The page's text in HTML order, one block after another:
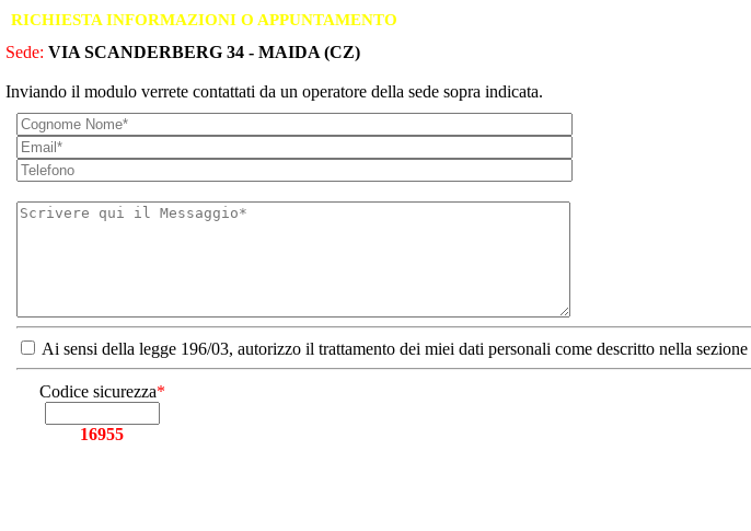
RICHIESTA INFORMAZIONI O APPUNTAMENTO
Sede: VIA SCANDERBERG 34 - MAIDA (CZ)
Inviando il modulo verrete contattati da un operatore della sede sopra indicata.
Ai sensi della legge 196/03, autorizzo il trattamento dei miei dati personali come descritto nella sezione
Codice sicurezza*
16955